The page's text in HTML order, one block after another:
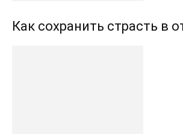
Как сохранить страсть в